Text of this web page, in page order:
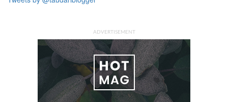
ADVERTISEMENT